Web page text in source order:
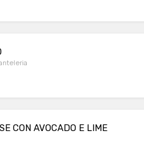
CON AVOCADO E LIME